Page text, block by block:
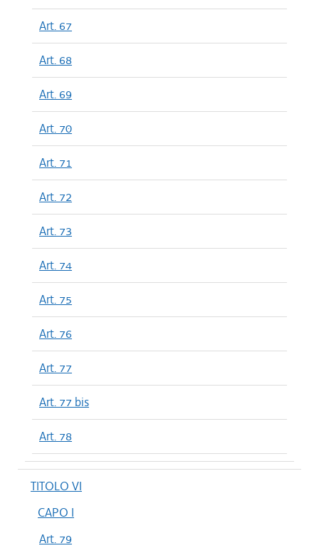
Art. 67
Art. 68
Art. 69
Art. 70
Art. 71
Art. 72
Art. 73
Art. 74
Art. 75
Art. 76
Art. 77
Art. 77 bis
Art. 78
TITOLO VI
CAPO I
Art. 79